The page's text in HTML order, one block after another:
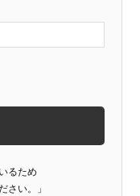
るため
さい。」